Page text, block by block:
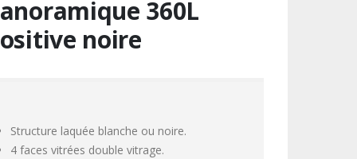
360L
noire
Structure laquée blanche ou noire.
4 faces vitrées double vitrage.